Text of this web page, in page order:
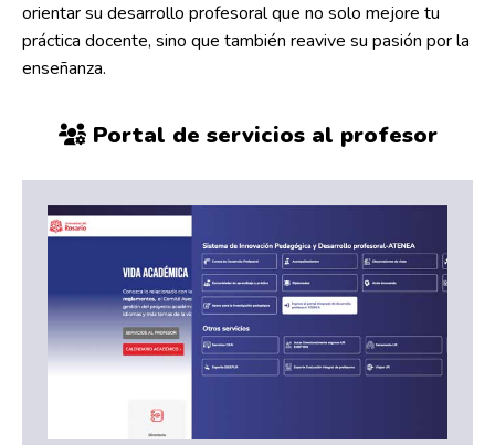
orientar su desarrollo profesoral que no solo mejore tu
práctica docente, sino que también reavive su pasión por la
enseñanza.
Portal de servicios al profesor